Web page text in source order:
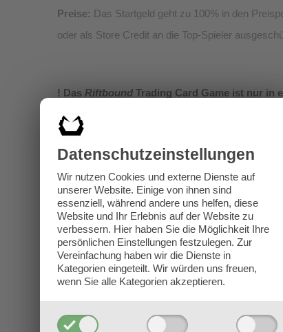
Datenschutz­einstellungen
Wir nutzen Cookies und externe Dienste auf
unserer Website. Einige von ihnen sind
essenziell, während andere uns helfen, diese
Website und Ihr Erlebnis auf der Website zu
verbessern. Hier haben Sie die Möglichkeit Ihre
persönlichen Einstellungen festzulegen. Zur
Vereinfachung haben wir die Dienste in
Kategorien eingeteilt. Wir würden uns freuen,
wenn Sie alle Kategorien akzeptieren.
Preise: Das Startgeld geht zu 100% in den
oder als Store Credit an die Top-Spieler
! DasRiftboundTrading Card Game ist nur in
In der WhatsApp-Gruppe der KlagenfurterRiftbound
kennenlernen und dich zum gemeinsamen
Hier beitreten: